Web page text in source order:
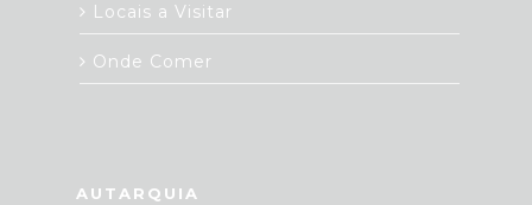
Locais a Visitar
Onde Comer
AUTARQUIA